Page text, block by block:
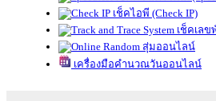
เช็คไอพี (Check IP)
เช็คเลข
สุ่มออนไลน์
เครื่องมือคำนวณวันออนไลน์